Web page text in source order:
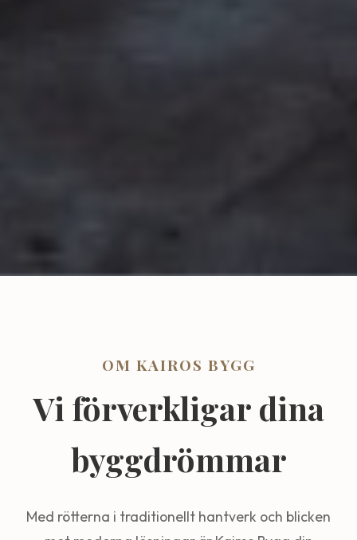
OM KAIROS BYGG
Vi förverkligar dina
byggdrömmar
Med rötterna i traditionellt hantverk och blicken